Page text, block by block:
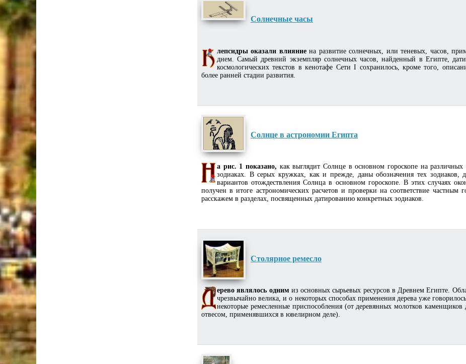
Солнечные часы
лепсидры оказали влияниена развитие солнечных, или теневых, часов,
днем. Самый древний экземпляр солнечных часов, найденный в Египте,
космологических текстов в кенотафе Сети I сохранилось, кроме того,
более ранней стадии развития.
Солнце в астрономии Египта
а рис. 1 показано, как выглядит Солнце в основном гороскопе на различных
зодиаках. В серых кружках, как и прежде, даны обозначения тех зодиаков,
вариантов отождествления Солнца в основном гороскопе. В этих случаях
получен в итоге астрономических расчетов и проверки на соответствие
расскажем в разделах, посвященных датированию конкретных зодиаков.
Столярное ремесло
ерево являлось одним из основных сырьевых ресурсов в Древнем Египте.
чрезвычайно велика, и о некоторых способах применения дерева уже
некоторые ремесленные приспособления (от деревянных молотков
отвесом, применявшихся в ювелирном деле).